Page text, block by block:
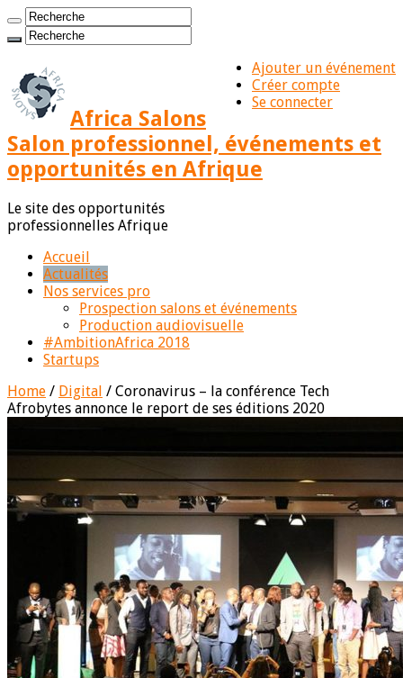
Ajouter un événement
Créer compte
Se connecter
Africa Salons
Salon professionnel, événements et
opportunités en Afrique
Le site des opportunités
professionnelles Afrique
Accueil
Actualités
Nos services pro
Prospection salons et événements
Production audiovisuelle
#AmbitionAfrica 2018
Startups
Home / Digital / Coronavirus – la conférence Tech
Afrobytes annonce le report de ses éditions 2020